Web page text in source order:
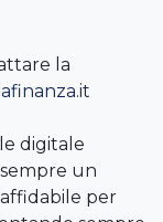
la
digitale
un
per